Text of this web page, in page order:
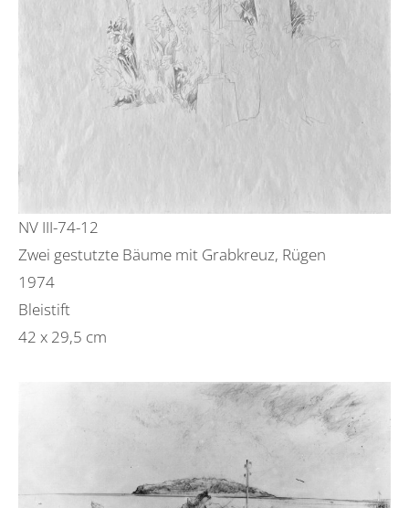
NV III-74-12
Zwei gestutzte Bäume mit Grabkreuz, Rügen
1974
Bleistift
42 x 29,5 cm